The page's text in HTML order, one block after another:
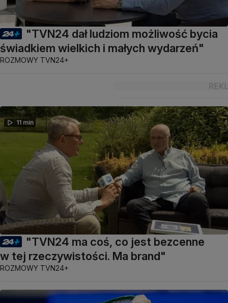
"TVN24 dał ludziom możliwość bycia
świadkiem wielkich i małych wydarzeń"
ROZMOWY TVN24+
11 min
"TVN24 ma coś, co jest bezcenne
w tej rzeczywistości. Ma brand"
ROZMOWY TVN24+